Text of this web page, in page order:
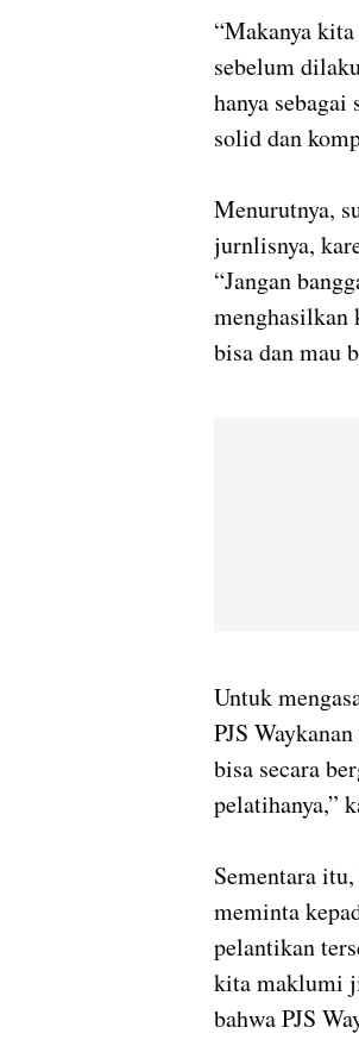
“Makanya
sebelum
hanya
solid dan
Menurutnya,
jurnlisnya,
“Jangan
menghasilkan
bisa dan mau
Untuk
PJS
bisa secara
pelatihanya,”
Sementara
meminta
pelantikan
kita maklumi
bahwa PJS